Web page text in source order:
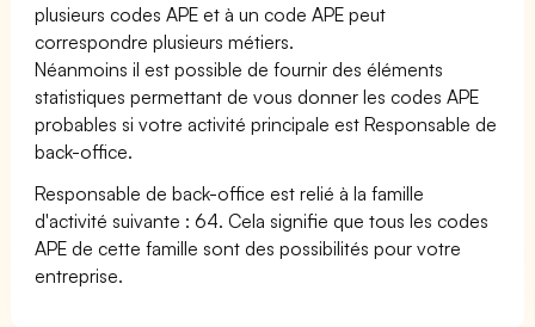
plusieurs codes APE et à un code APE peut
correspondre plusieurs métiers.
Néanmoins il est possible de fournir des éléments
statistiques permettant de vous donner les codes APE
probables si votre activité principale est Responsable de
back-office.
Responsable de back-office est relié à la famille
d'activité suivante : 64. Cela signifie que tous les codes
APE de cette famille sont des possibilités pour votre
entreprise.